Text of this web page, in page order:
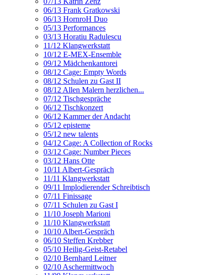
06/13 Frank Gratkowski
06/13 HornroH Duo
05/13 Performances
03/13 Horatiu Radulescu
11/12 Klangwerkstatt
10/12 E-MEX-Ensemble
09/12 Mädchenkantorei
08/12 Cage: Empty Words
08/12 Schulen zu Gast II
08/12 Allen Malern herzlichen...
07/12 Tischgespräche
06/12 Tischkonzert
06/12 Kammer der Andacht
05/12 episteme
05/12 new talents
04/12 Cage: A Collection of Rocks
03/12 Cage: Number Pieces
03/12 Hans Otte
10/11 Albert-Gespräch
11/11 Klangwerkstatt
09/11 Implodierender Schreibtisch
07/11 Finissage
07/11 Schulen zu Gast I
11/10 Joseph Marioni
11/10 Klangwerkstatt
10/10 Albert-Gespräch
06/10 Steffen Krebber
05/10 Heilig-Geist-Retabel
02/10 Bernhard Leitner
02/10 Aschermittwoch